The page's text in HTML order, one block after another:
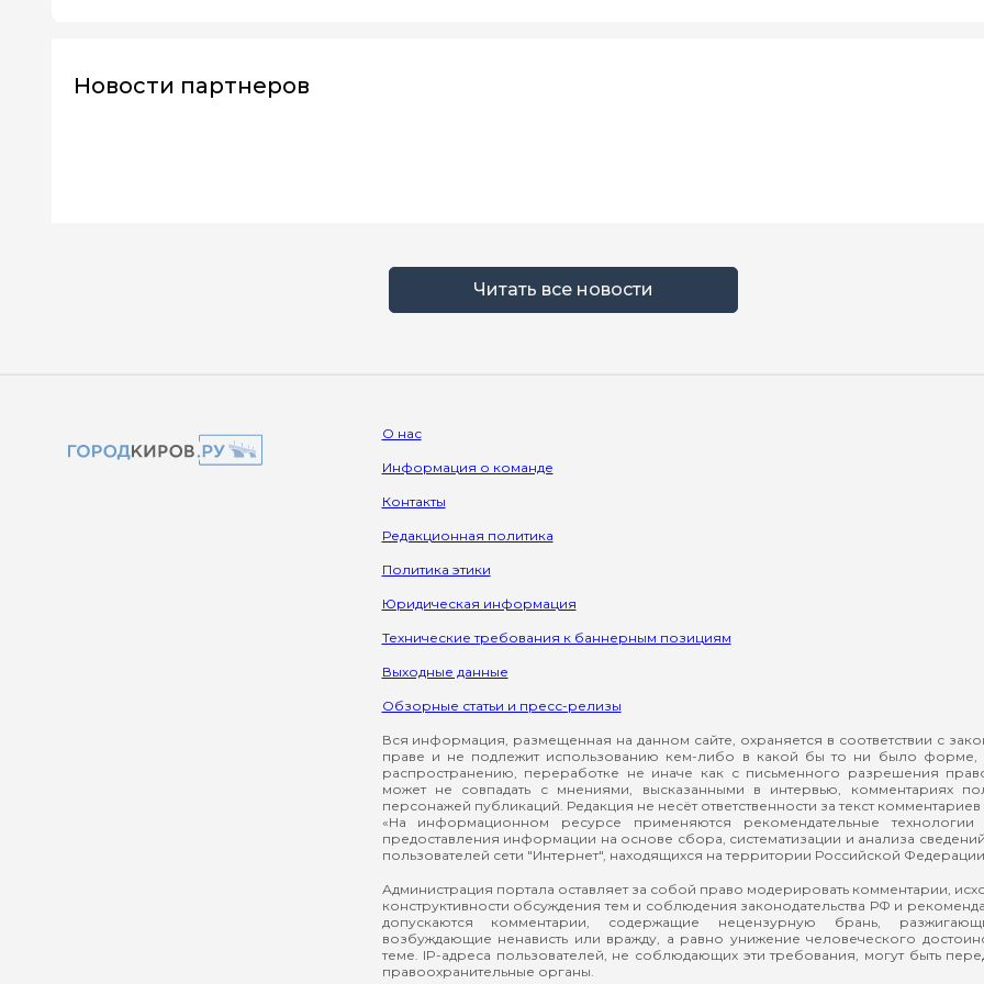
Новости партнеров
Читать все новости
О нас
Информация о команде
Контакты
Редакционная политика
Политика этики
Юридическая информация
Технические требования к баннерным позициям
Выходные данные
Обзорные статьи и пресс-релизы
Вся информация, размещенная на данном сайте, охраняется в соответствии с
праве и не подлежит использованию кем-либо в какой бы то ни было форме,
распространению, переработке не иначе как с письменного разрешения
может не совпадать с мнениями, высказанными в интервью, комментариях
персонажей публикаций. Редакция не несёт ответственности за текст комментариев
«На информационном ресурсе применяются рекомендательные технологии
предоставления информации на основе сбора, систематизации и анализа
пользователей сети "Интернет", находящихся на территории Российской
Администрация портала оставляет за собой право модерировать комментарии,
конструктивности обсуждения тем и соблюдения законодательства РФ и
допускаются комментарии, содержащие нецензурную брань,
возбуждающие ненависть или вражду, а равно унижение человеческого
теме. IP-адреса пользователей, не соблюдающих эти требования, могут быть
правоохранительные органы.